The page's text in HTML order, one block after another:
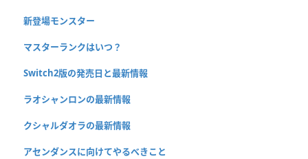
新登場モンスター
マスターランクはいつ？
Switch2版の発売日と最新情報
ラオシャンロンの最新情報
クシャルダオラの最新情報
アセンダンスに向けてやるべきこと